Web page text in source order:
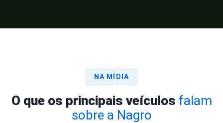
NA MÍDIA
O que os principais veículos falam
sobre a Nagro